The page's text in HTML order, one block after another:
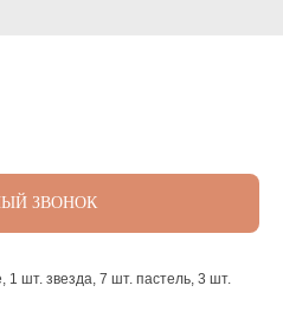
ЗВОНОК
шт. звезда, 7 шт. пастель, 3 шт.